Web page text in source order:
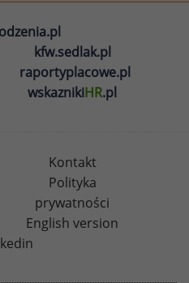
kfw.sedlak.pl
raportyplacowe.pl
wskaznikiHR.pl
Kontakt
Polityka
prywatności
English version